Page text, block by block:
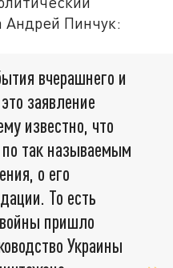
Андрей Пинчук:
вчерашнего и
заявление
известно, что
так называемым
о его
То есть
пришло
Украины